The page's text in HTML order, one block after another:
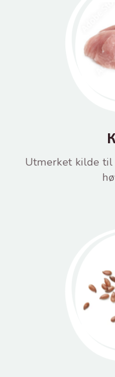
Utmerket kilde